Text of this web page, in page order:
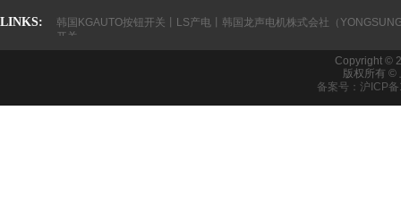
LINKS:
韩国KGAUTO按钮开关丨LS产电丨韩国龙声电机株式会社（
开关
Copyright ©
版权所有
备案号：沪ICP